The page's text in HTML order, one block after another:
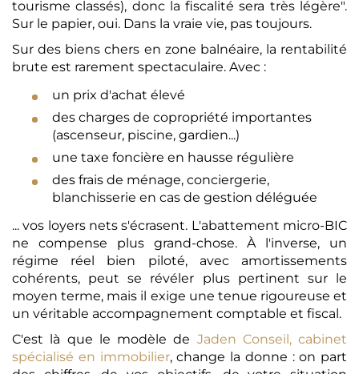
tourisme classés), donc la fiscalité sera très légère".
Sur le papier, oui. Dans la vraie vie, pas toujours.
Sur des biens chers en zone balnéaire, la rentabilité
brute est rarement spectaculaire. Avec :
un prix d'achat élevé
des charges de copropriété importantes
(ascenseur, piscine, gardien...)
une taxe foncière en hausse régulière
des frais de ménage, conciergerie,
blanchisserie en cas de gestion déléguée
... vos loyers nets s'écrasent. L'abattement micro-BIC
ne compense plus grand-chose. À l'inverse, un
régime réel bien piloté, avec amortissements
cohérents, peut se révéler plus pertinent sur le
moyen terme, mais il exige une tenue rigoureuse et
un véritable accompagnement comptable et fiscal.
C'est là que le modèle de Jaden Conseil, cabinet
spécialisé en immobilier, change la donne : on part